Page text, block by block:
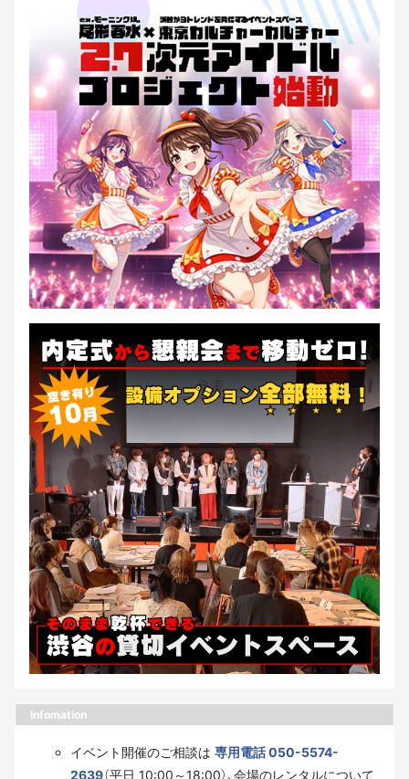
Infomation
イベント開催のご相談は 専用電話 050-5574-
2639（平日 10:00～18:00）、会場のレンタルについて